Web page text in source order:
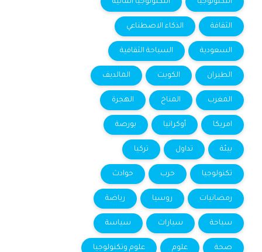
التكنولوجيا التكنولوجيا المالية
الثقافة الذكاء الاصطناعي
السعودية السياحة الثقافية
الطيران الكويت المالديف
المغرب المناخ الهجرة
امريكا أوكرانيا بورصة
بيئة تداول تركيا
تكنولوجيا حرب حوادث
رمضانيات روسيا رياضة
سياحة سيارات سياسة
صحة علوم علوم وتكنولوجيا